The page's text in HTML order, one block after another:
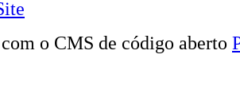
o CMS de código aberto